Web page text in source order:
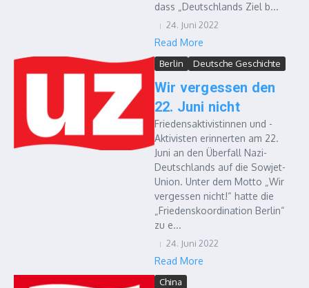
dass „Deutschlands Ziel b...
24. Juni 2022
Read More
Berlin Deutsche Geschichte
Wir vergessen den
22. Juni nicht
Friedensaktivistinnen und -
Aktivisten erinnerten am 22.
Juni an den Überfall Nazi-
Deutschlands auf die Sowjet-
Union. Unter dem Motto „Wir
vergessen nicht!“ hatte die
„Friedenskoordination Berlin“
zu e...
24. Juni 2022
Read More
China